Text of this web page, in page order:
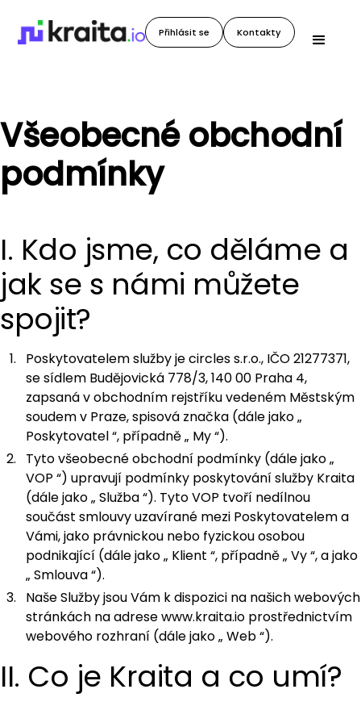
Přihlásit se Kontakty
Všeobecné obchodní
podmínky
I. Kdo jsme, co děláme a
jak se s námi můžete
spojit?
Poskytovatelem služby je circles s.r.o., IČO 21277371,
se sídlem Budějovická 778/3, 140 00 Praha 4,
zapsaná v obchodním rejstříku vedeném Městským
soudem v Praze, spisová značka (dále jako „
Poskytovatel“, případně „ My“).
Tyto všeobecné obchodní podmínky (dále jako „
VOP “) upravují podmínky poskytování služby Kraita
(dále jako „ Služba“). Tyto VOP tvoří nedílnou
součást smlouvy uzavírané mezi Poskytovatelem a
Vámi, jako právnickou nebo fyzickou osobou
podnikající (dále jako „ Klient “, případně „ Vy“, a jako
„ Smlouva“).
Naše Služby jsou Vám k dispozici na našich webových
stránkách na adresewww.kraita.io prostřednictvím
webového rozhraní (dále jako „ Web“).
II. Co je Kraita a co umí?